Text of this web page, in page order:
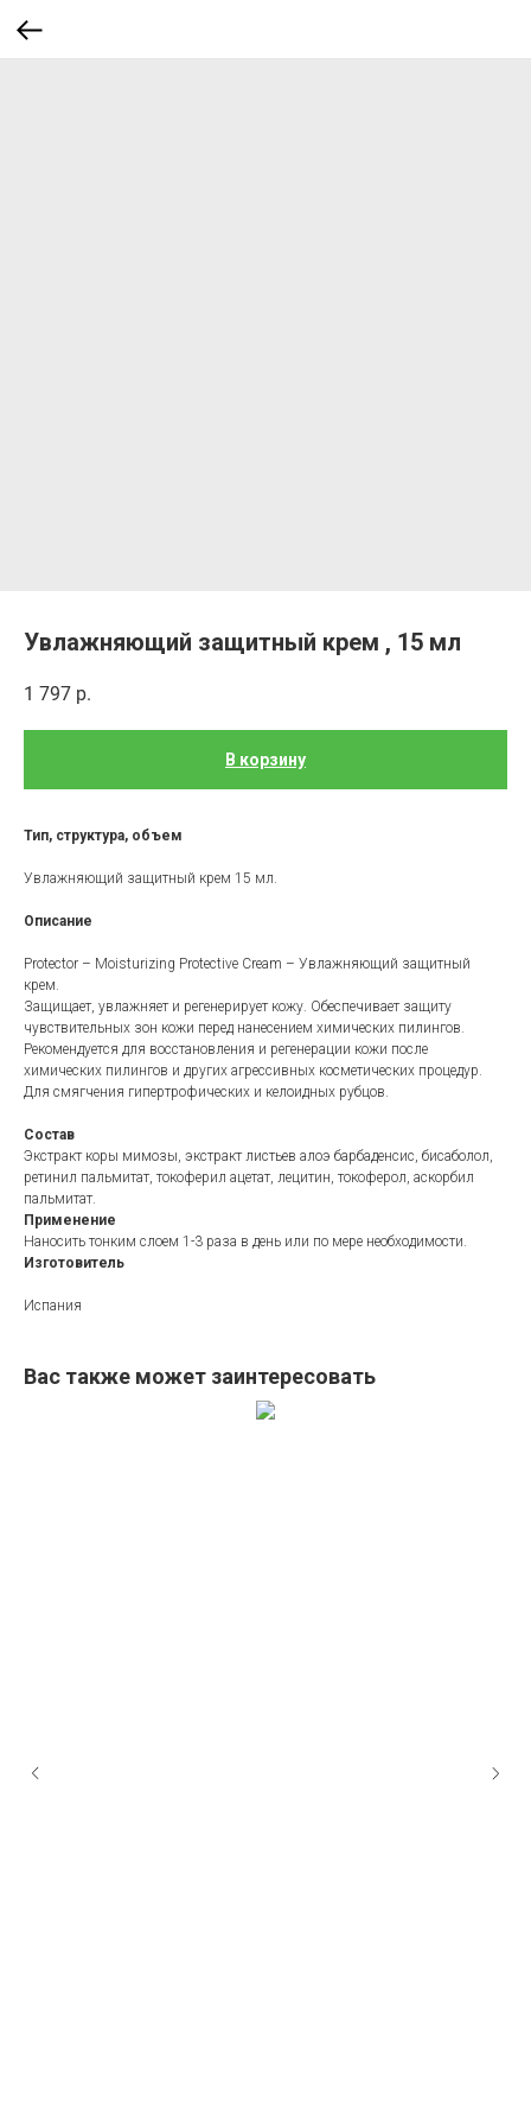
Увлажняющий защитный крем , 15 мл
1 797 р.
В корзину
Тип, структура, объем
Увлажняющий защитный крем 15 мл.
Описание
Protector – Moisturizing Protective Cream – Увлажняющий защитный
крем.
Защищает, увлажняет и регенерирует кожу. Обеспечивает защиту
чувствительных зон кожи перед нанесением химических пилингов.
Рекомендуется для восстановления и регенерации кожи после
химических пилингов и других агрессивных косметических процедур.
Для смягчения гипертрофических и келоидных рубцов.
Состав
Экстракт коры мимозы, экстракт листьев алоэ барбаденсис, бисаболол,
ретинил пальмитат, токоферил ацетат, лецитин, токоферол, аскорбил
пальмитат.
Применение
Наносить тонким слоем 1-3 раза в день или по мере необходимости.
Изготовитель
Испания
Вас также может заинтересовать